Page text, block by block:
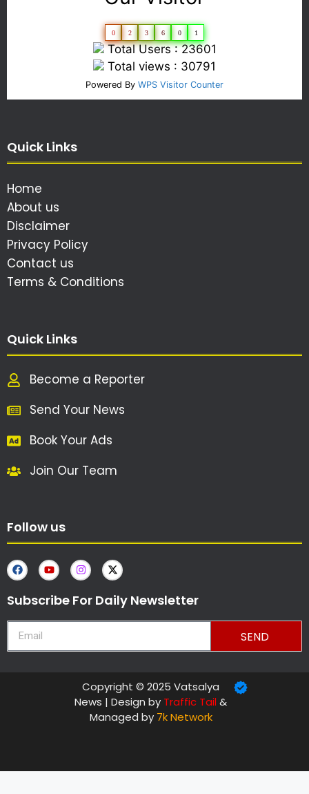
0 2 3 6 0 1
Total Users : 23601
Total views : 30791
Powered By WPS Visitor Counter
Quick Links
Home
About us
Disclaimer
Privacy Policy
Contact us
Terms & Conditions
Quick Links
Become a Reporter
Send Your News
Book Your Ads
Join Our Team
Follow us
Subscribe For Daily Newsletter
SEND
Copyright © 2025 Vatsalya
News | Design by Traffic Tail&
Managed by 7k Network